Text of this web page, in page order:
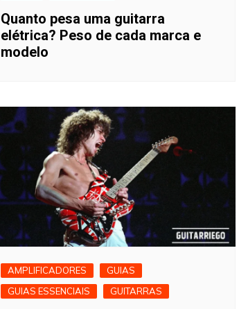
Quanto pesa uma guitarra
elétrica? Peso de cada marca e
modelo
AMPLIFICADORES
GUIAS
GUIAS ESSENCIAIS
GUITARRAS